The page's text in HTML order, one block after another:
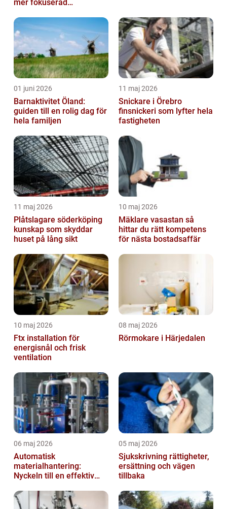
mer fokuserad
01 juni 2026
Barnaktivitet Öland:
guiden till en rolig dag för
hela familjen
11 maj 2026
Snickare i Örebro
finsnickeri som lyfter hela
fastigheten
11 maj 2026
Plåtslagare söderköping
kunskap som skyddar
huset på lång sikt
10 maj 2026
Mäklare vasastan så
hittar du rätt kompetens
för nästa bostadsaffär
10 maj 2026
Ftx installation för
energisnål och frisk
ventilation
08 maj 2026
Rörmokare i Härjedalen
06 maj 2026
Automatisk
materialhantering:
Nyckeln till en effektiv
05 maj 2026
Sjukskrivning rättigheter,
ersättning och vägen
tillbaka